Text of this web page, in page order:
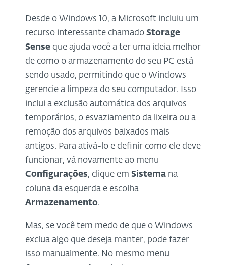
Desde o Windows 10, a Microsoft incluiu um
recurso interessante chamado Storage
Sense que ajuda você a ter uma ideia melhor
de como o armazenamento do seu PC está
sendo usado, permitindo que o Windows
gerencie a limpeza do seu computador. Isso
inclui a exclusão automática dos arquivos
temporários, o esvaziamento da lixeira ou a
remoção dos arquivos baixados mais
antigos. Para ativá-lo e definir como ele deve
funcionar, vá novamente ao menu
Configurações, clique em Sistema na
coluna da esquerda e escolha
Armazenamento.
Mas, se você tem medo de que o Windows
exclua algo que deseja manter, pode fazer
isso manualmente. No mesmo menu